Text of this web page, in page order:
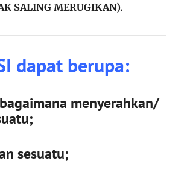
SALING MERUGIKAN).
dapat berupa:
menyerahkan/
sesuatu;